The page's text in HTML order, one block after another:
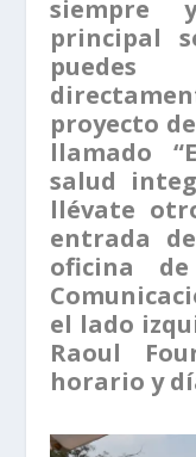
siempre
principal
proyecto
llamado
salud
llévate
entrada
oficina
el lado
Raoul
horario y